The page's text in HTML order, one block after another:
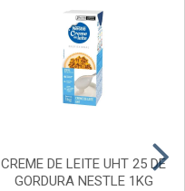
CREME DE LEITE UHT 25 DE
GORDURA NESTLE 1KG